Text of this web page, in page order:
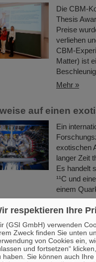
Die CBM-
Thesis
Preise
verliehen
CBM-
Matter) ist
Mehr »
auf einen
Ein
exotischen
langer Zeit
Es handelt
¹¹C und
einem
an Günther
FAIR und
Physiker,
respektieren Ihre
(GSI GmbH) verwenden
Zweck finden Sie unten
von Cookies ein,
und fortsetzen“
haben. Sie können auch